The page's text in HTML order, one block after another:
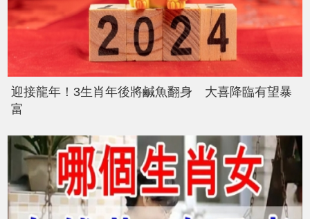
迎接龍年！3生肖年後將鹹魚翻身 大喜降臨有望暴
富